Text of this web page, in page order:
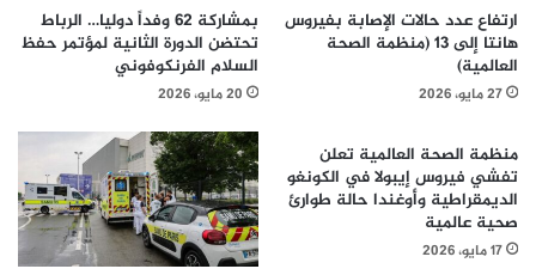
ارتفاع عدد حالات الإصابة بفيروس
هانتا إلى 13 (منظمة الصحة
العالمية)
27 مايو، 2026
بمشاركة 62 وفداً دوليا… الرباط
تحتضن الدورة الثانية لمؤتمر حفظ
السلام الفرنكوفوني
20 مايو، 2026
منظمة الصحة العالمية تعلن
تفشي فيروس إيبولا في الكونغو
الديمقراطية وأوغندا حالة طوارئ
صحية عالمية
17 مايو، 2026